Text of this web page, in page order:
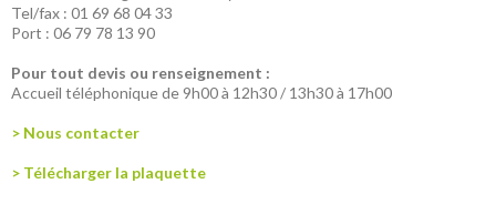
Tel/fax : 01 69 68 04 33
Port : 06 79 78 13 90
Pour tout devis ou renseignement :
Accueil téléphonique de 9h00 à 12h30 / 13h30 à 17h00
> Nous contacter
> Télécharger la plaquette